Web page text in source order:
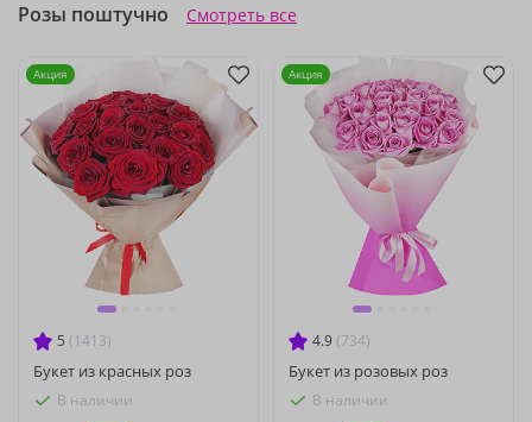
Розы поштучно Смотреть все
5 (1413)
Букет из красных роз
В наличии
Акция
4.9 (734)
Букет из розовых роз
В наличии
Акция